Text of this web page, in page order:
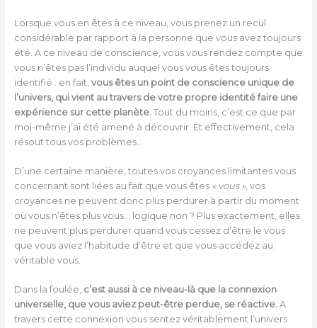
Lorsque vous en êtes à ce niveau, vous prenez un recul
considérable par rapport à la personne que vous avez toujours
été. A ce niveau de conscience, vous vous rendez compte que
vous n’êtes pas l’individu auquel vous vous êtes toujours
identifié : en fait, vous êtes un point de conscience unique de
l’univers, qui vient au travers de votre propre identité faire une
expérience sur cette planète. Tout du moins, c’est ce que par
moi-même j’ai été amené à découvrir. Et effectivement, cela
résout tous vos problèmes…
D’une certaine manière, toutes vos croyances limitantes vous
concernant sont liées au fait que vous êtes « vous », vos
croyances ne peuvent donc plus perdurer à partir du moment
où vous n’êtes plus vous… logique non ? Plus exactement, elles
ne peuvent plus perdurer quand vous cessez d’être le vous
que vous aviez l’habitude d’être et que vous accédez au
véritable vous.
Dans la foulée, c’est aussi à ce niveau-là que la connexion
universelle, que vous aviez peut-être perdue, se réactive.A
travers cette connexion vous sentez véritablement l’univers